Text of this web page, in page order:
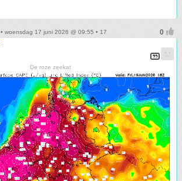
• woensdag 17 juni 2026 @ 09:55 • 17
De roze zeekat